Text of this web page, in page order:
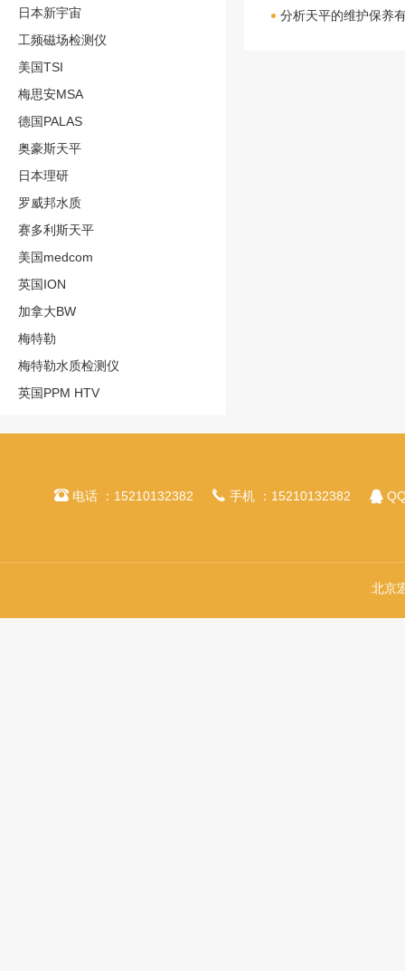
日本新宇宙
工频磁场检测仪
美国TSI
梅思安MSA
德国PALAS
奥豪斯天平
日本理研
罗威邦水质
赛多利斯天平
美国medcom
英国ION
加拿大BW
梅特勒
梅特勒水质检测仪
英国PPM HTV
分析天平的维护保养
 电话 ：15210132382  手机 ：15210132382 
北京